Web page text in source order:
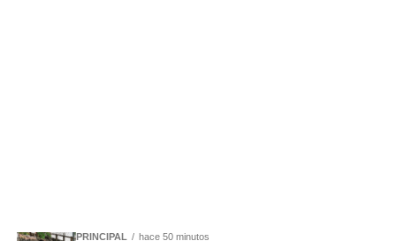
PRINCIPAL hace 50 minutos